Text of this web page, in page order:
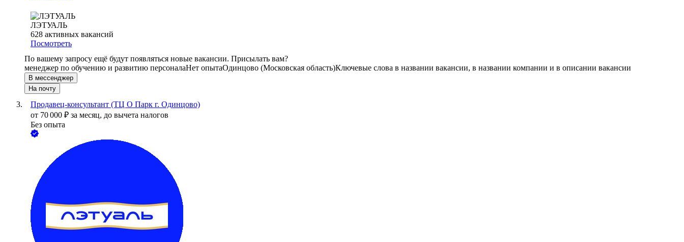
ЛЭТУАЛЬ
628 активных вакансий
Посмотреть
По вашему запросу ещё будут появляться новые вакансии. Присылать вам?
менеджер по обучению и развитию персоналаНет опытаОдинцово (Московская область)Ключевые слова в названии вакансии, в названии компании и в описании вакансии
В мессенджер
На почту
Продавец-консультант (ТЦ О Парк г. Одинцово)
от 70 000 ₽ за месяц, до вычета налогов
Без опыта